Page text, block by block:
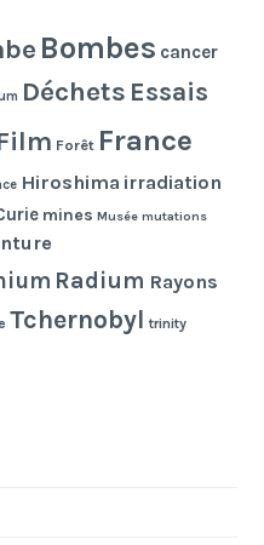
Bombes cancer
Déchets Essais
Forêt France
Hiroshima irradiation
mines Musée mutations
Radium Rayons
Tchernobyl trinity